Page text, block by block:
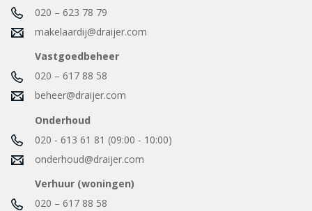
020 – 623 78 79
makelaardij@draijer.com
Vastgoedbeheer
020 – 617 88 58
beheer@draijer.com
Onderhoud
020 - 613 61 81 (09:00 - 10:00)
onderhoud@draijer.com
Verhuur (woningen)
020 – 617 88 58